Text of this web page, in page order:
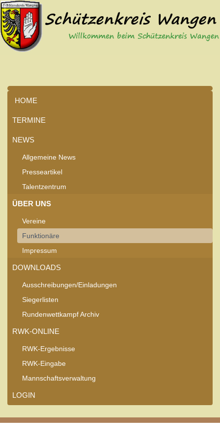
HOME
TERMINE
NEWS
Allgemeine News
Presseartikel
Talentzentrum
ÜBER UNS
Vereine
Funktionäre
Impressum
DOWNLOADS
Ausschreibungen/Einladungen
Siegerlisten
Rundenwettkampf Archiv
RWK-ONLINE
RWK-Ergebnisse
RWK-Eingabe
Mannschaftsverwaltung
LOGIN